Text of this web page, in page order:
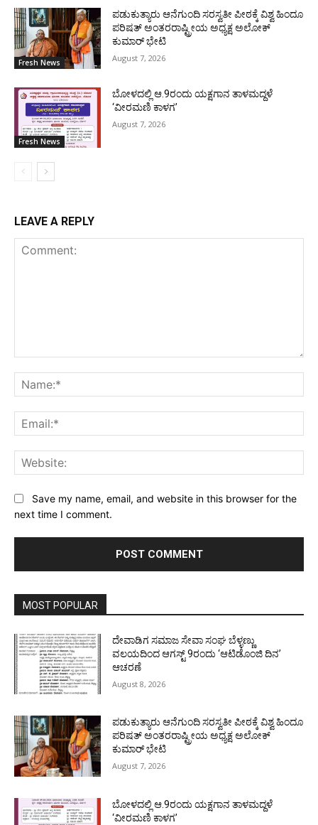
Fresh News
ಪಡುಕುತ್ಯಾರು ಆನೆಗುಂದಿ ಸರಸ್ವತೀ ಪೀಠಕ್ಕೆ ವಿಶ್ವ ಹಿಂದೂ
ಪರಿಷತ್ ಅಂತರರಾಷ್ಟ್ರೀಯ ಅಧ್ಯಕ್ಷ ಅಲೋಕ್
ಕುಮಾರ್ ಭೇಟಿ
August 7, 2026
Fresh News
ಬೋಳದಲ್ಲಿ ಆ.9ರಂದು ಯಕ್ಷಗಾನ ತಾಳಮದ್ದಳೆ
‘ವೀರಮಣಿ ಕಾಳಗ’
August 7, 2026
LEAVE A REPLY
Save my name, email, and website in this browser for the
next time I comment.
MOST POPULAR
ದೇವಾಡಿಗ ಸಮಾಜ ಸೇವಾ ಸಂಘ ಬೆಳ್ಳಣ್ಣು
ವಲಯದಿಂದ ಆಗಸ್ಟ್ 9ರಂದು ‘ಆಟಿಡೊಂಜಿ ದಿನ’
ಆಚರಣೆ
August 8, 2026
ಪಡುಕುತ್ಯಾರು ಆನೆಗುಂದಿ ಸರಸ್ವತೀ ಪೀಠಕ್ಕೆ ವಿಶ್ವ ಹಿಂದೂ
ಪರಿಷತ್ ಅಂತರರಾಷ್ಟ್ರೀಯ ಅಧ್ಯಕ್ಷ ಅಲೋಕ್
ಕುಮಾರ್ ಭೇಟಿ
August 7, 2026
ಬೋಳದಲ್ಲಿ ಆ.9ರಂದು ಯಕ್ಷಗಾನ ತಾಳಮದ್ದಳೆ
‘ವೀರಮಣಿ ಕಾಳಗ’